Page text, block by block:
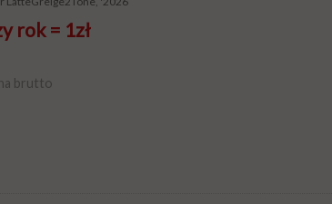
rok = 1zł
brutto